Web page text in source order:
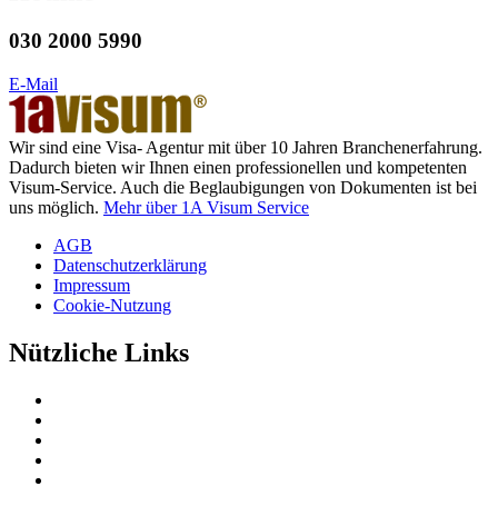
030 2000 5990
E-Mail
Wir sind eine Visa- Agentur mit über 10 Jahren Branchenerfahrung.
Dadurch bieten wir Ihnen einen professionellen und kompetenten
Visum-Service. Auch die Beglaubigungen von Dokumenten ist bei
uns möglich. Mehr über 1A Visum Service
AGB
Datenschutzerklärung
Impressum
Cookie-Nutzung
Nützliche Links